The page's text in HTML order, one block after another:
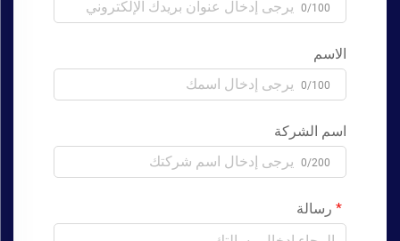
0/100
الاسم
0/100
اسم الشركة
0/200
رسالة